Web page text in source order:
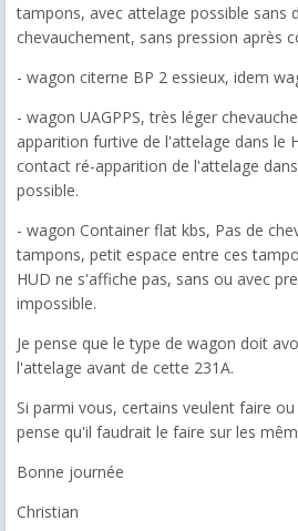
tampons, avec attelage possible sans
chevauchement, sans pression après
- wagon citerne BP 2 essieux, idem
- wagon UAGPPS, très léger
apparition furtive de l'attelage dans le
contact ré-apparition de l'attelage
possible.
- wagon Container flat kbs, Pas de
tampons, petit espace entre ces
HUD ne s'affiche pas, sans ou avec
impossible.
Je pense que le type de wagon doit
l'attelage avant de cette 231A.
Si parmi vous, certains veulent faire
pense qu'il faudrait le faire sur les
Bonne journée
Christian